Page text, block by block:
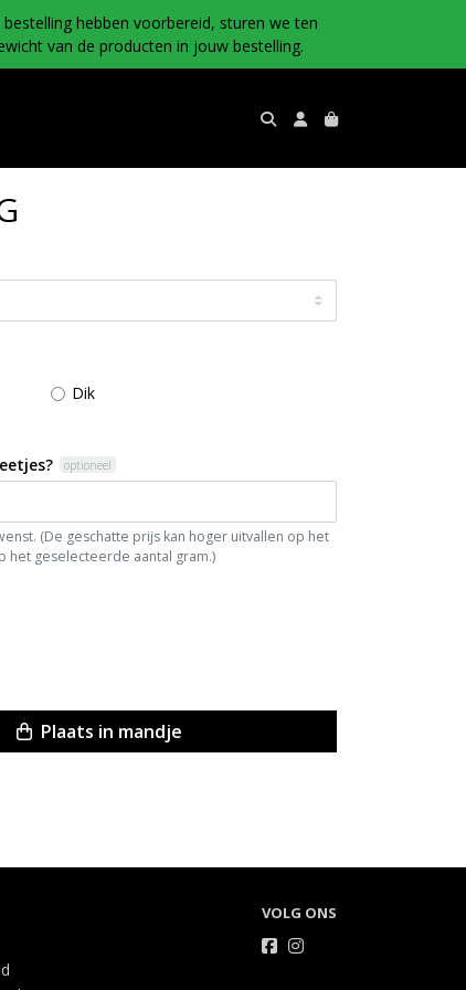
hebben voorbereid, sturen we ten
van de producten in jouw bestelling.
Dik
optioneel
(De geschatte prijs kan hoger uitvallen op het
het geselecteerde aantal gram.)
Plaats in mandje
VOLG ONS